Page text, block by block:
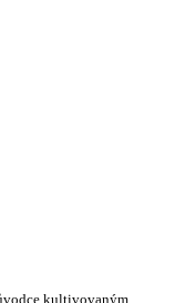
kultivovaným